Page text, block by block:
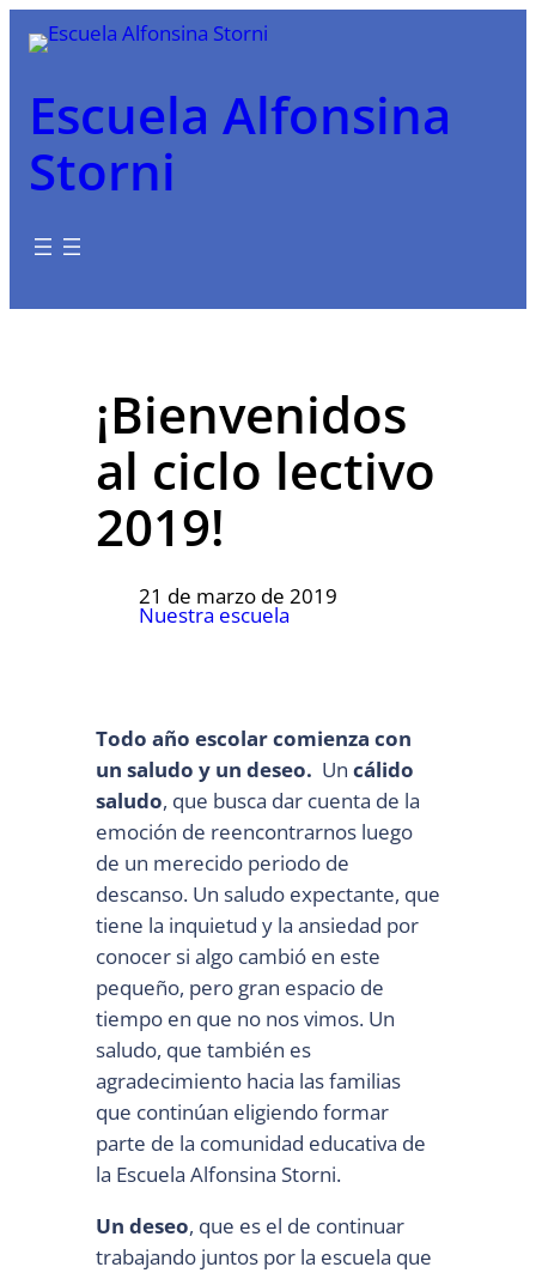
Saltar
Escuela Alfonsina
Storni
¡Bienvenidos
al ciclo lectivo
2019!
21 de marzo de 2019
Nuestra escuela
Todo año escolar comienza con
un saludo y un deseo. Un cálido
saludo, que busca dar cuenta de la
emoción de reencontrarnos luego
de un merecido periodo de
descanso. Un saludo expectante, que
tiene la inquietud y la ansiedad por
conocer si algo cambió en este
pequeño, pero gran espacio de
tiempo en que no nos vimos. Un
saludo, que también es
agradecimiento hacia las familias
que continúan eligiendo formar
parte de la comunidad educativa de
la Escuela Alfonsina Storni.
Un deseo, que es el de continuar
trabajando juntos por la escuela que